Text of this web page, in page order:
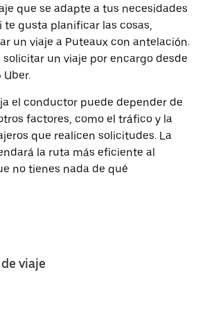
que se adapte a tus necesidades
te gusta planificar las cosas,
un viaje a Puteaux con antelación.
un viaje por encargo desde
el conductor puede depender de
factores, como el tráfico y la
que realicen solicitudes. La
la ruta más eficiente al
no tienes nada de qué
viaje